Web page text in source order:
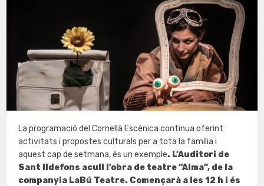
La programació del Cornellà Escènica continua oferint
activitats i propostes culturals per a tota la família i
aquest cap de setmana, és un exemple. L’Auditori de
Sant Ildefons acull l’obra de teatre “Alma”, de la
companyia LaBú Teatre. Començarà a les 12 h i és